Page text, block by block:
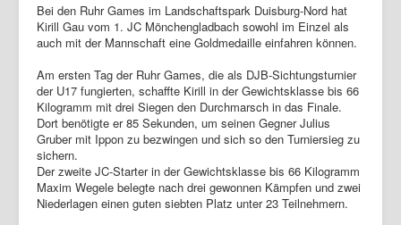
Bei den Ruhr Games im Landschaftspark Duisburg-Nord hat
Kirill Gau vom 1. JC Mönchengladbach sowohl im Einzel als
auch mit der Mannschaft eine Goldmedaille einfahren können.
Am ersten Tag der Ruhr Games, die als DJB-Sichtungsturnier
der U17 fungierten, schaffte Kirill in der Gewichtsklasse bis 66
Kilogramm mit drei Siegen den Durchmarsch in das Finale.
Dort benötigte er 85 Sekunden, um seinen Gegner Julius
Gruber mit Ippon zu bezwingen und sich so den Turniersieg zu
sichern.
Der zweite JC-Starter in der Gewichtsklasse bis 66 Kilogramm
Maxim Wegele belegte nach drei gewonnen Kämpfen und zwei
Niederlagen einen guten siebten Platz unter 23 Teilnehmern.